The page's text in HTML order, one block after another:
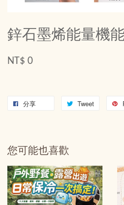
鋅石墨烯能量機
NT$ 0
分享 Tweet
您可能也喜歡